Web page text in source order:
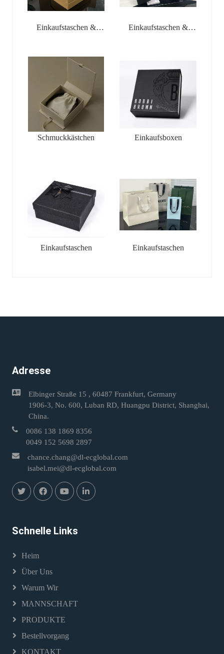
Einkaufstaschen &
Einkaufstaschen &
Schmuckkästchen Einkaufsboxen
Einkaufstaschen Einkaufstaschen
Adresse
Elbinger Straße 15 , 60487 Frankfurt, Germany
1906-3, No. 600, Luban RD, Huangpu District, Shanghai,
China.
0086 138 1869 8356
0049 152 5698 2897
chance.chang@dl-ecglobal.com
isabel.mei@dl-ecglobal.com
Schnelle Links
Heim
Über Uns
Warum Wir
MANNSCHAFT
PRODUKTE
Bestellvorgang
KONTAKT